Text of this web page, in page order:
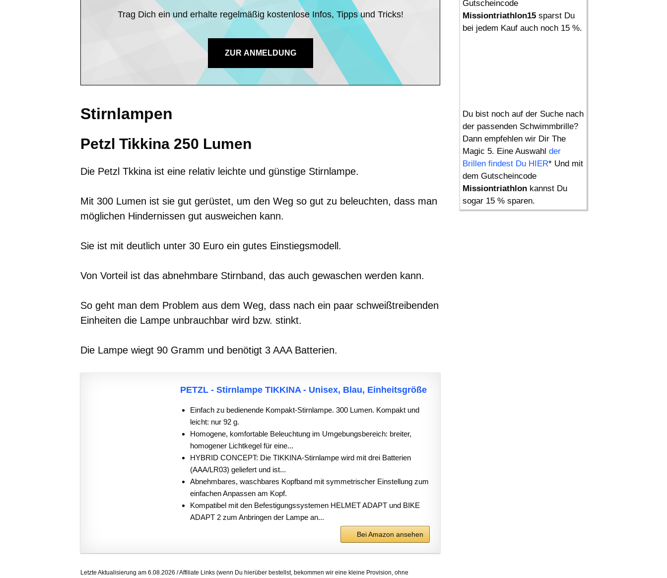
Trag Dich ein und erhalte regelmäßig kostenlose Infos, Tipps und Tricks!
ZUR ANMELDUNG
Stirnlampen
Petzl Tikkina 250 Lumen
Die Petzl Tkkina ist eine relativ leichte und günstige Stirnlampe.
Mit 300 Lumen ist sie gut gerüstet, um den Weg so gut zu beleuchten, dass man
möglichen Hindernissen gut ausweichen kann.
Sie ist mit deutlich unter 30 Euro ein gutes Einstiegsmodell.
Von Vorteil ist das abnehmbare Stirnband, das auch gewaschen werden kann.
So geht man dem Problem aus dem Weg, dass nach ein paar schweißtreibenden
Einheiten die Lampe unbrauchbar wird bzw. stinkt.
Die Lampe wiegt 90 Gramm und benötigt 3 AAA Batterien.
PETZL - Stirnlampe TIKKINA - Unisex, Blau, Einheitsgröße
Einfach zu bedienende Kompakt-Stirnlampe. 300 Lumen. Kompakt und
leicht: nur 92 g.
Homogene, komfortable Beleuchtung im Umgebungsbereich: breiter,
homogener Lichtkegel für eine...
HYBRID CONCEPT: Die TIKKINA-Stirnlampe wird mit drei Batterien
(AAA/LR03) geliefert und ist...
Abnehmbares, waschbares Kopfband mit symmetrischer Einstellung zum
einfachen Anpassen am Kopf.
Kompatibel mit den Befestigungssystemen HELMET ADAPT und BIKE
ADAPT 2 zum Anbringen der Lampe an...
Bei Amazon ansehen
Letzte Aktualisierung am 6.08.2026 / Affiliate Links (wenn Du hierüber bestellst, bekommen wir eine kleine Provision, ohne
Gutscheincode
Missiontriathlon15 sparst Du
bei jedem Kauf auch noch 15 %.
Du bist noch auf der Suche nach
der passenden Schwimmbrille?
Dann empfehlen wir Dir The
Magic 5. Eine Auswahl der
Brillen findest Du HIER* Und mit
dem Gutscheincode
Missiontriathlon kannst Du
sogar 15 % sparen.